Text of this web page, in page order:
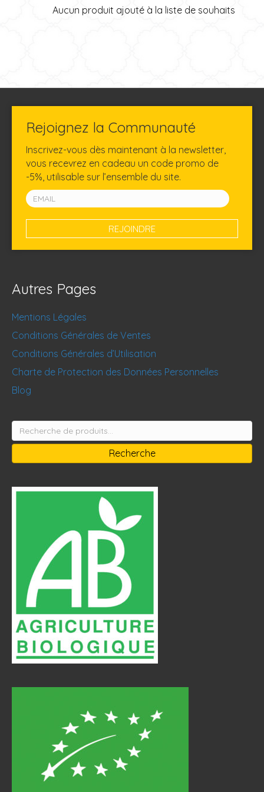
Aucun produit ajouté à la liste de souhaits
Rejoignez la Communauté
Inscrivez-vous dès maintenant à la newsletter,
vous recevrez en cadeau un code promo de
-5%, utilisable sur l’ensemble du site.
Autres Pages
Mentions Légales
Conditions Générales de Ventes
Conditions Générales d’Utilisation
Charte de Protection des Données Personnelles
Blog
Recherche
pour :
Recherche